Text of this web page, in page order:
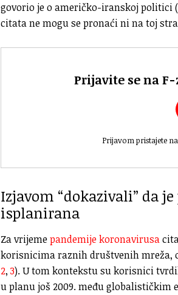
govorio je o američko-iranskoj politici
citata ne mogu se pronaći ni na toj
Prijavite se na
Prijavom pristajete
Izjavom “dokazivali” da
isplanirana
Za vrijemepandemije koronavirusa
korisnicima raznih društvenih mreža,
2, 3). U tom kontekstu su korisnici
u planu još 2009. među globalističkim